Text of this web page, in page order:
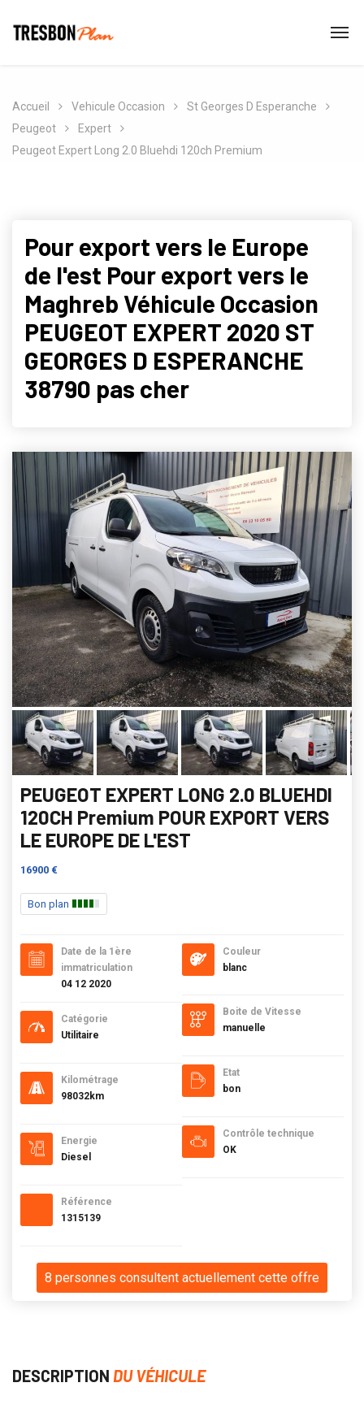
Accueil Vehicule Occasion
St Georges D Esperanche
Peugeot
Expert
Peugeot Expert Long 2.0 Bluehdi 120ch Premium
Pour export vers le Europe
de l'est Pour export vers le
Maghreb Véhicule Occasion
PEUGEOT EXPERT 2020 ST
GEORGES D ESPERANCHE
38790 pas cher
PEUGEOT EXPERT LONG 2.0 BLUEHDI
120CH Premium POUR EXPORT VERS
LE EUROPE DE L'EST
16900 €
Bon plan
Date de la 1ère
immatriculation
04 12 2020
Catégorie
Utilitaire
Kilométrage
98032km
Energie
Diesel
Référence
1315139
Couleur
blanc
Boite de Vitesse
manuelle
Etat
bon
Contrôle technique
OK
8 personnes consultent actuellement cette offre
DESCRIPTION DU VÉHICULE